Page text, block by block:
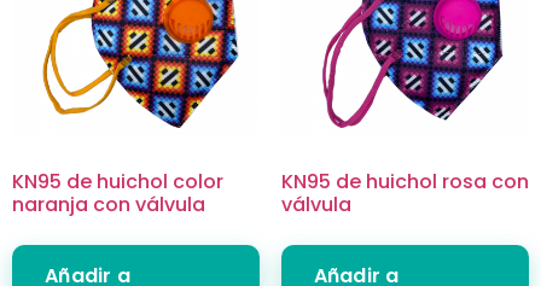
KN95 de huichol color
naranja con válvula
Añadir a
KN95 de huichol rosa con
válvula
Añadir a